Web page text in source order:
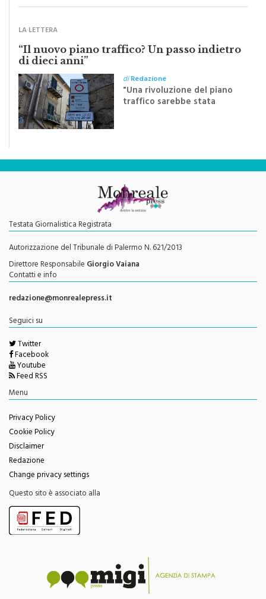
“Il nuovo piano traffico? Un passo indietro
di dieci anni”
"Una rivoluzione del piano
traffico sarebbe stata
efficace se preceduta da
una rivoluzione culturale"
Testata Giornalistica Registrata
Autorizzazione del Tribunale di Palermo N. 621/2013
Direttore ResponsabileGiorgio Vaiana
Contatti e info
redazione@monrealepress.it
Twitter
Facebook
Youtube
Feed RSS
Menu
Privacy Policy
Cookie Policy
Disclaimer
Redazione
Change privacy settings
Questo sito è associato alla